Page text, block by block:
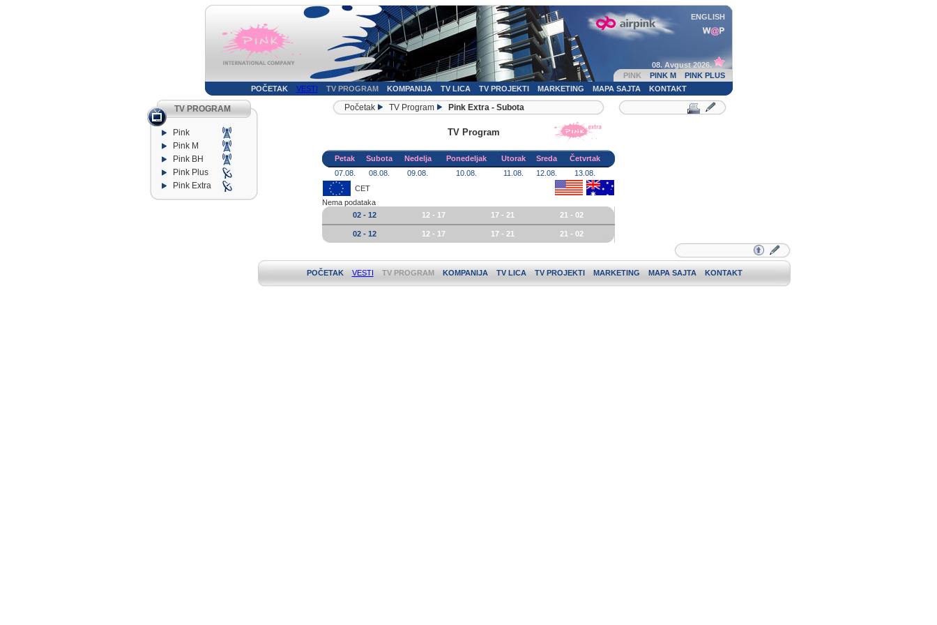
ENGLISH
08. Avgust 2026.
PINK
PINK M
PINK PLUS
POČETAK
VESTI TV PROGRAM KOMPANIJA TV LICA TV PROJEKTI MARKETING MAPA SAJTA KONTAKT
TV PROGRAM
Pink
Pink M
Pink BH
Pink Plus
Pink Extra
Početak TV Program Pink Extra - Subota
TV Program
Petak Subota Nedelja Ponedeljak Utorak Sreda
Četvrtak
07.08.
08.08. 09.08. 10.08. 11.08. 12.08.
13.08.
CET
Nema podataka
02 - 12
12 - 17 17 - 21 21 - 02
02 - 12 12 - 17 17 - 21 21 - 02
POČETAK VESTI TV PROGRAM KOMPANIJA TV LICA TV PROJEKTI MARKETING MAPA SAJTA KONTAKT